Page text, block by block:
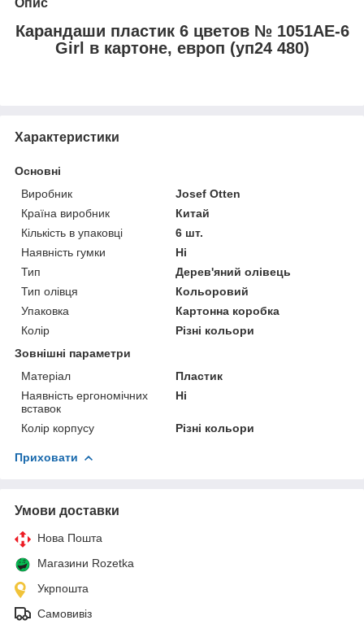
Карандаши пластик 6 цветов № 1051AE-6
Girl в картоне, европ (уп24 480)
Характеристики
Основні
Виробник
Josef Otten
Країна виробник
Китай
Кількість в упаковці
6 шт.
Наявність гумки
Ні
Тип
Дерев'яний олівець
Тип олівця
Кольоровий
Упаковка
Картонна коробка
Колір
Різні кольори
Зовнішні параметри
Матеріал
Пластик
Наявність ергономічних
вставок
Ні
Колір корпусу Різні кольори
Приховати
Умови доставки
Нова Пошта
Магазини Rozetka
Укрпошта
Самовивіз